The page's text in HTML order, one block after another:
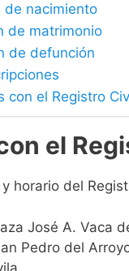
de nacimiento
de matrimonio
de defunción
con el Registro
el
horario del
José A. Vaca
Pedro del